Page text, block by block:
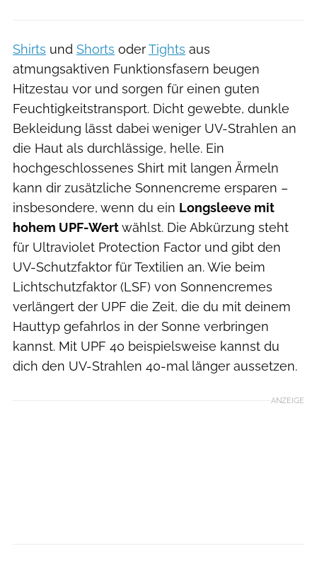
Shirts und Shorts oderTights aus
atmungsaktiven Funktionsfasern beugen
Hitzestau vor und sorgen für einen guten
Feuchtigkeitstransport. Dicht gewebte, dunkle
Bekleidung lässt dabei weniger UV-Strahlen an
die Haut als durchlässige, helle. Ein
hochgeschlossenes Shirt mit langen Ärmeln
kann dir zusätzliche Sonnencreme ersparen –
insbesondere, wenn du ein Longsleeve mit
hohem UPF-Wertwählst. Die Abkürzung steht
für Ultraviolet Protection Factor und gibt den
UV-Schutzfaktor für Textilien an. Wie beim
Lichtschutzfaktor (LSF) von Sonnencremes
verlängert der UPF die Zeit, die du mit deinem
Hauttyp gefahrlos in der Sonne verbringen
kannst. Mit UPF 40 beispielsweise kannst du
dich den UV-Strahlen 40-mal länger aussetzen.
ANZEIGE